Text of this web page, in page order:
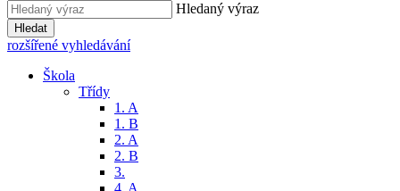
Hledaný výraz
Hledat
rozšířené vyhledávání
Škola
Třídy
1. A
1. B
2. A
2. B
3.
4. A